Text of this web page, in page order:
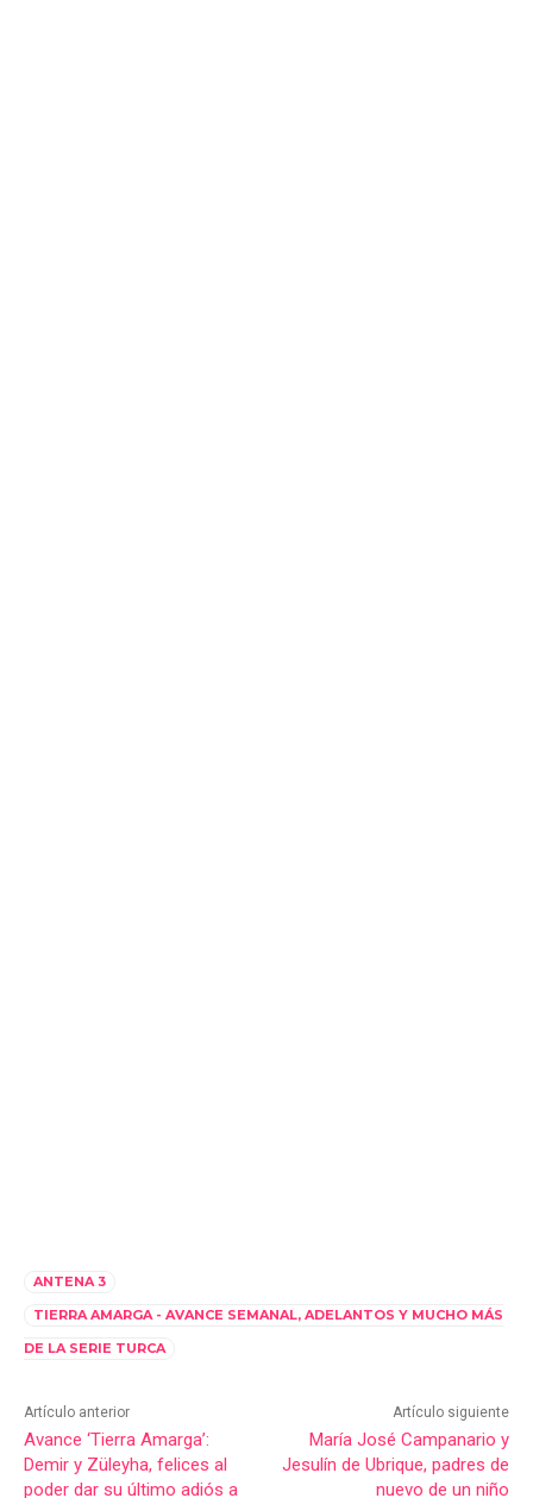
ANTENA 3
TIERRA AMARGA - AVANCE SEMANAL, ADELANTOS Y MUCHO MÁS
DE LA SERIE TURCA
Artículo anterior
Avance ‘Tierra Amarga’:
Demir y Züleyha, felices al
poder dar su último adiós a
Artículo siguiente
María José Campanario y
Jesulín de Ubrique, padres de
nuevo de un niño